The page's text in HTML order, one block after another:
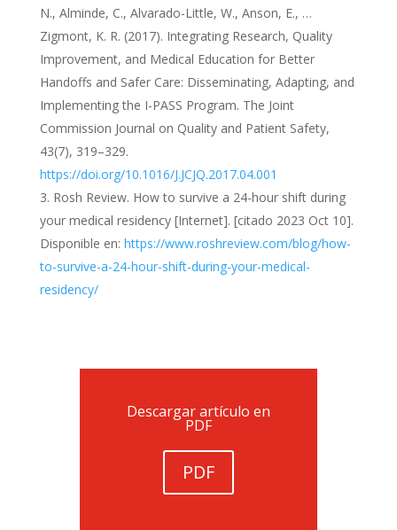
N., Alminde, C., Alvarado-Little, W., Anson, E., …
Zigmont, K. R. (2017). Integrating Research, Quality
Improvement, and Medical Education for Better
Handoffs and Safer Care: Disseminating, Adapting, and
Implementing the I-PASS Program. The Joint
Commission Journal on Quality and Patient Safety,
43(7), 319–329.
https://doi.org/10.1016/J.JCJQ.2017.04.001
Rosh Review. How to survive a 24-hour shift during
your medical residency [Internet]. [citado 2023 Oct 10].
Disponible en: https://www.roshreview.com/blog/how-
to-survive-a-24-hour-shift-during-your-medical-
residency/
Descargar artículo en
PDF
PDF